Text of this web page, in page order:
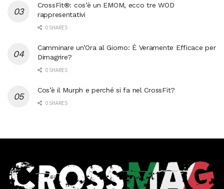
CrossFit®: cos’è un EMOM, ecco tre WOD
rappresentativi
0 SHARES
Camminare un’Ora al Giorno: È Veramente Efficace per
Dimagrire?
0 SHARES
Cos’è il Murph e perché si fa nel CrossFit?
0 SHARES